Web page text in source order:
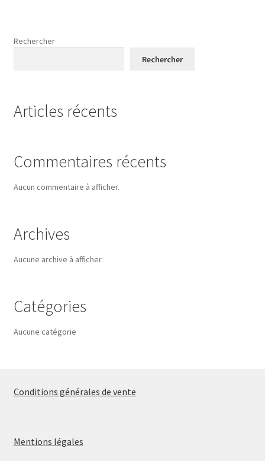
Rechercher
Rechercher
Articles récents
Commentaires récents
Aucun commentaire à afficher.
Archives
Aucune archive à afficher.
Catégories
Aucune catégorie
Conditions générales de vente
Mentions légales